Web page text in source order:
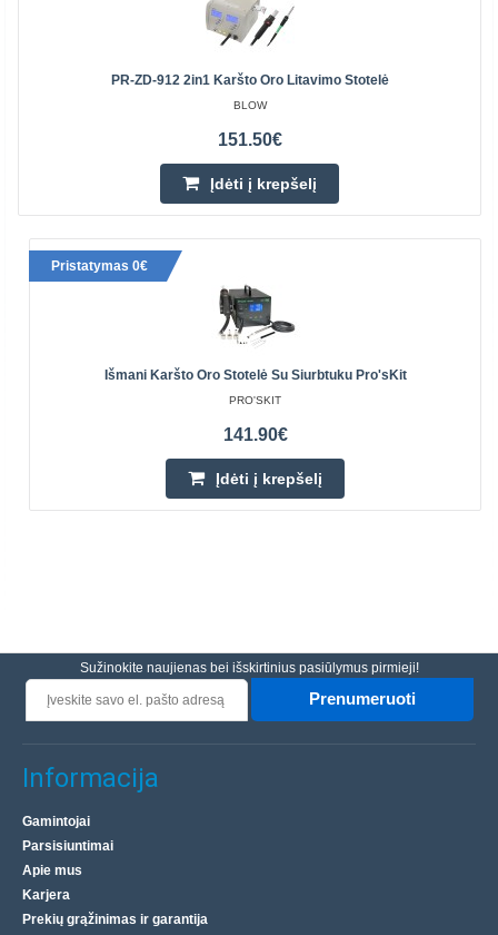
PR-ZD-912 2in1 Karšto Oro Litavimo Stotelė
BLOW
151.50€
Įdėti į krepšelį
Pristatymas 0€
Išmani Karšto Oro Stotelė Su Siurbtuku Pro'sKit
PRO'SKIT
141.90€
Įdėti į krepšelį
Sužinokite naujienas bei išskirtinius pasiūlymus pirmieji!
Prenumeruoti
Informacija
Gamintojai
Parsisiuntimai
Apie mus
Karjera
Prekių grąžinimas ir garantija